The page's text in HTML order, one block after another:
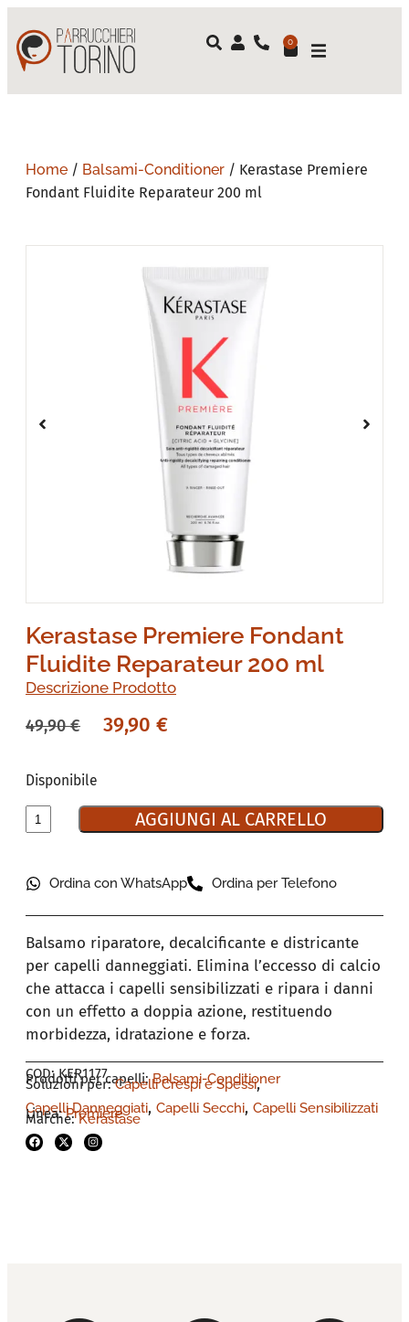
0
Home / Balsami-Conditioner / Kerastase Premiere
Fondant Fluidite Reparateur 200 ml
Kerastase Premiere Fondant
Fluidite Reparateur 200 ml
Descrizione Prodotto
49,90€ 39,90 €
Disponibile
AGGIUNGI AL CARRELLO
Ordina con WhatsApp Ordina per Telefono
Balsamo riparatore, decalcificante e districante
per capelli danneggiati. Elimina l’eccesso di calcio
che attacca i capelli sensibilizzati e ripara i danni
con un effetto a doppia azione, restituendo
morbidezza, idratazione e forza.
COD: KER1177
Prodotti per capelli:Balsami-Conditioner
Soluzioni per:Capelli Crespi e Spessi,
Capelli Danneggiati, Capelli Secchi, Capelli Sensibilizzati
Linea:Premiere
Marche:Kerastase